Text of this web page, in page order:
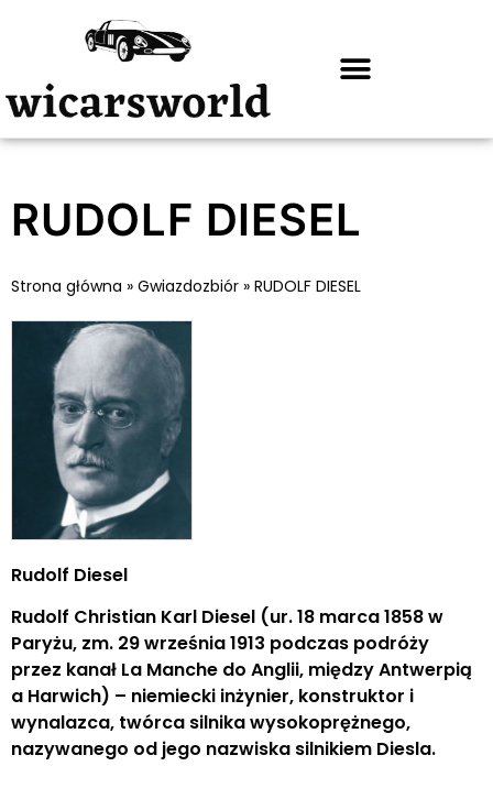
RUDOLF DIESEL
Strona główna » Gwiazdozbiór » RUDOLF DIESEL
Rudolf Diesel
Rudolf Christian Karl Diesel (ur. 18 marca 1858 w
Paryżu, zm. 29 września 1913 podczas podróży
przez kanał La Manche do Anglii, między Antwerpią
a Harwich) – niemiecki inżynier, konstruktor i
wynalazca, twórca silnika wysokoprężnego,
nazywanego od jego nazwiska silnikiem Diesla.